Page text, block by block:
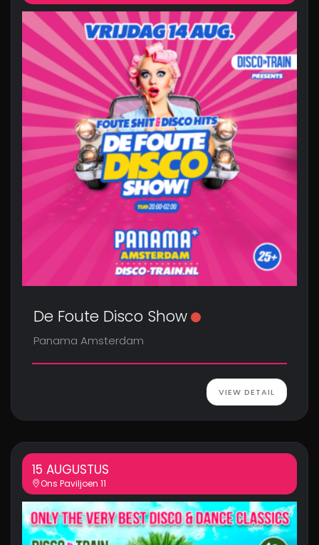
De Foute Disco Show
Panama Amsterdam
VIEW DETAIL
15 AUGUSTUS
Ons Paviljoen 11